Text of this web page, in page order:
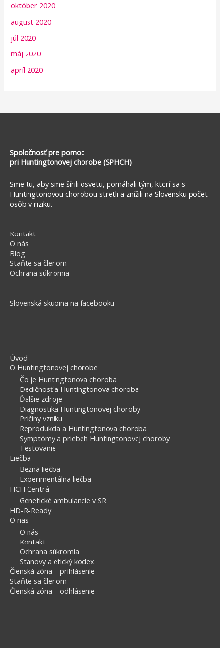
október 2020
august 2020
júl 2020
máj 2020
apríl 2020
Spoločnosť pre pomoc
pri Huntingtonovej chorobe (SPHCH)
Sme tu, aby sme šírili osvetu, pomáhali tým, ktorí sa s
Huntingtonovou chorobou stretli a znížili na Slovensku počet
osôb v riziku.
Kontakt
O nás
Blog
Staňte sa členom
Ochrana súkromia
Slovenská skupina na facebooku
Úvod
O Huntingtonovej chorobe
Čo je Huntingtonova choroba
Dedičnosť a Huntingtonova choroba
Ďalšie zdroje
Diagnostika Huntingtonovej choroby
Príčiny vzniku
Reprodukcia a Huntingtonova choroba
Symptómy a priebeh Huntingtonovej choroby
Testovanie
Liečba
Bežná liečba
Experimentálna liečba
HCH Centrá
Genetické ambulancie v SR
HD-R-Ready
O nás
O nás
Kontakt
Ochrana súkromia
Stanovy a etický kodex
Členská zóna – prihlásenie
Staňte sa členom
Členská zóna – odhlásenie